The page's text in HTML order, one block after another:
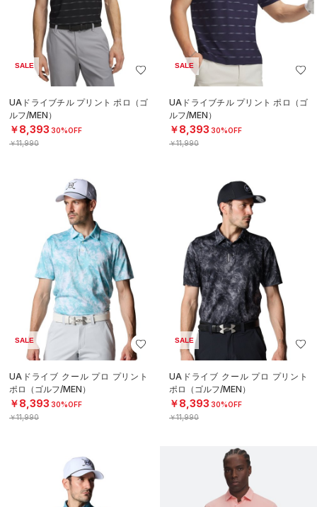
SALE
UAドライブチル プリント ポロ（ゴ
ルフ/MEN）
￥8,393 30%OFF
￥11,990
SALE
UAドライブチル プリント ポロ（ゴ
ルフ/MEN）
￥8,393 30%OFF
￥11,990
SALE
UAドライブ クール プロ プリント
ポロ（ゴルフ/MEN）
￥8,393 30%OFF
￥11,990
SALE
UAドライブ クール プロ プリント
ポロ（ゴルフ/MEN）
￥8,393 30%OFF
￥11,990